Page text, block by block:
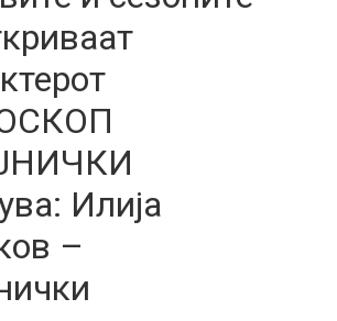
Илија
–